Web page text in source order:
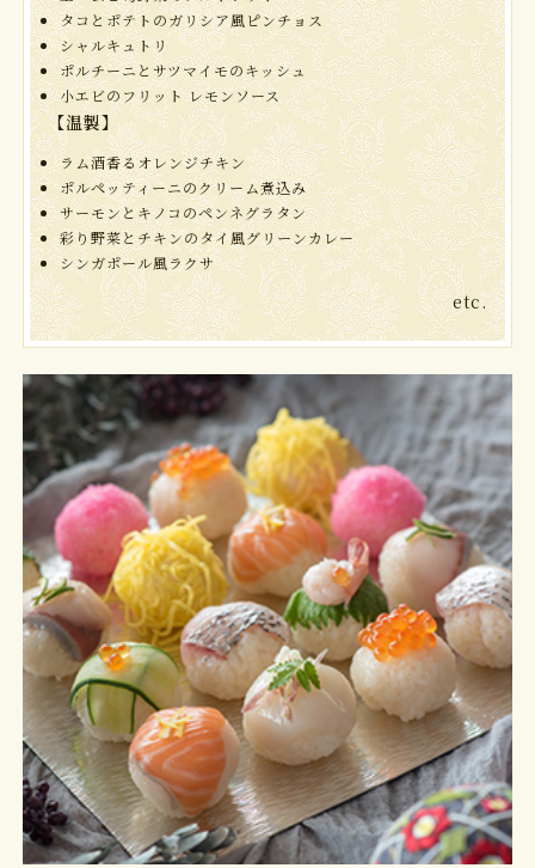
タコとポテトのガリシア風ピンチョス
シャルキュトリ
ポルチーニとサツマイモのキッシュ
小エビのフリット レモンソース
【温製】
ラム酒香るオレンジチキン
ポルペッティーニのクリーム煮込み
サーモンとキノコのペンネグラタン
彩り野菜とチキンのタイ風グリーンカレー
シンガポール風ラクサ
etc.